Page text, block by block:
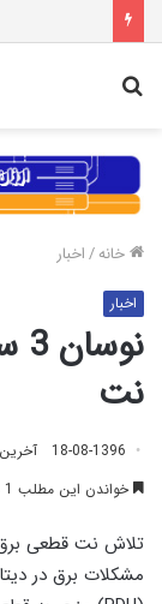
خانه/اخبار
اخبار
نت
18-08-1396 آخرین
خواندن این مطلب 1 دقیقه زمان میبرد
مشکلات برق در